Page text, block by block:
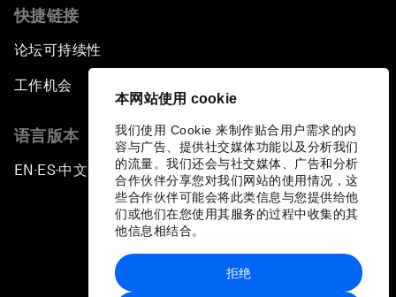
本网站使用 cookie
我们使用 Cookie 来制作贴合用户需求的内
容与广告、提供社交媒体功能以及分析我们
的流量。我们还会与社交媒体、广告和分析
合作伙伴分享您对我们网站的使用情况，这
些合作伙伴可能会将此类信息与您提供给他
们或他们在您使用其服务的过程中收集的其
他信息相结合。
拒绝
快捷链接
论坛可持续性
工作机会
语言版本
EN ▪ES▪中文▪ 日本語